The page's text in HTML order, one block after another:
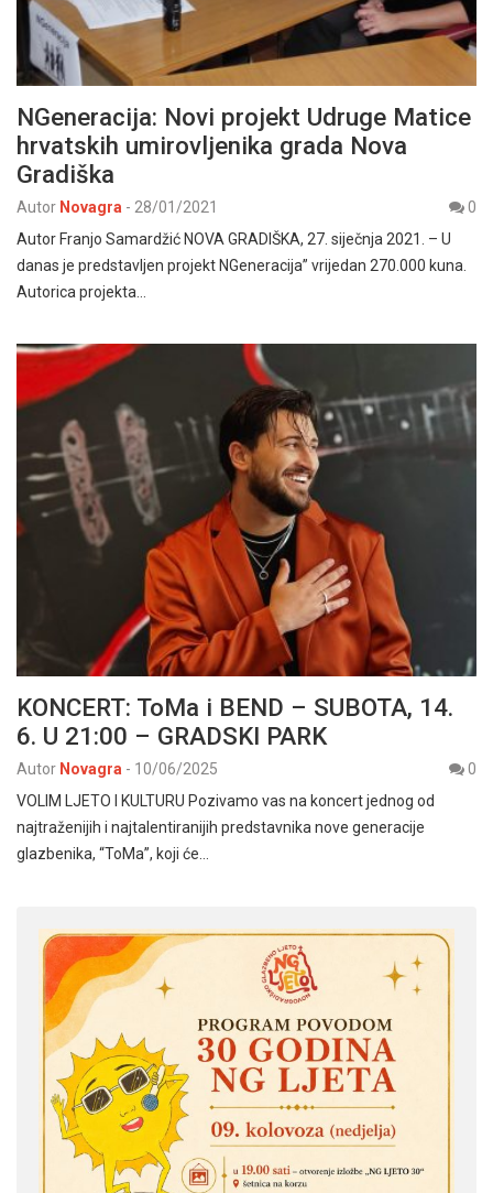
NGeneracija: Novi projekt Udruge Matice
hrvatskih umirovljenika grada Nova
Gradiška
Autor Novagra - 28/01/2021
0
Autor Franjo Samardžić NOVA GRADIŠKA, 27. siječnja 2021. – U
danas je predstavljen projekt NGeneracija” vrijedan 270.000 kuna.
Autorica projekta…
KONCERT: ToMa i BEND – SUBOTA, 14.
6. U 21:00 – GRADSKI PARK
Autor Novagra - 10/06/2025
0
VOLIM LJETO I KULTURU Pozivamo vas na koncert jednog od
najtraženijih i najtalentiranijih predstavnika nove generacije
glazbenika, “ToMa”, koji će…